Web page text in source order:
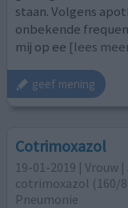
staan. Volgens
onbekende
mij op ee [lees
geef mening
Cotrimoxazol
19-01-2019 | Vrouw |
cotrimoxazol (160/
Pneumonie